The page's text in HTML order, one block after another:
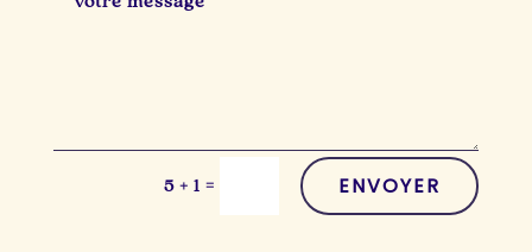
5 + 1 = ENVOYER